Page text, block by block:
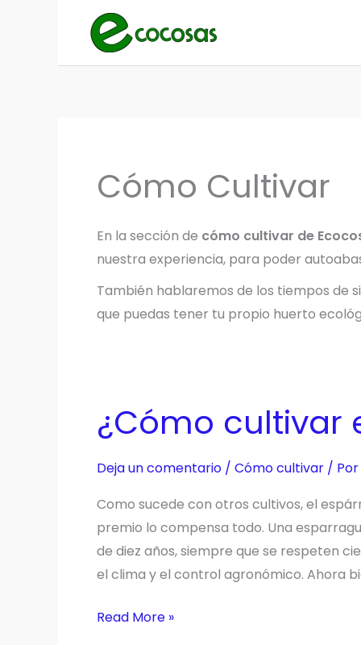
Cómo Cultivar
En la sección de cómo cultivar de
nuestra experiencia, para poder
También hablaremos de los tiempos de
que puedas tener tu propio huerto
¿Cómo cultivar
Deja un comentario / Cómo cultivar / Por
Como sucede con otros cultivos, el
premio lo compensa todo. Una
de diez años, siempre que se respeten
el clima y el control agronómico. Ahora
¿Cómo
Read More »